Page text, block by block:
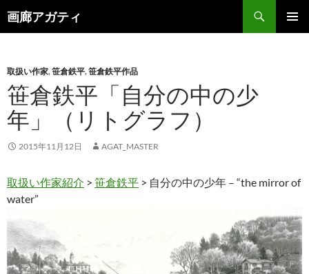
画廊アガティ
索
ン
ツ
へ
ス
ッ
取扱い作家,笹倉鉄平,笹倉鉄平作品
笹倉鉄平「自分の中の少
年」（リトグラフ）
2015年11月12日 AGAT_MASTER
取扱い作家紹介 > 笹倉鉄平 > 自分の中の少年 – “the mirror of
water”